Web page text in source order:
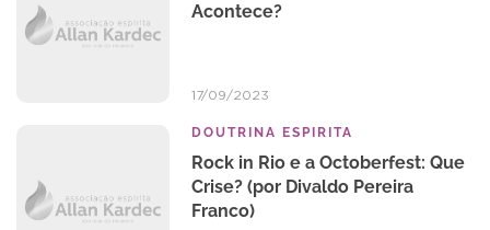
Acontece?
17/09/2023
DOUTRINA ESPIRITA
Rock in Rio e a Octoberfest: Que
Crise? (por Divaldo Pereira
Franco)